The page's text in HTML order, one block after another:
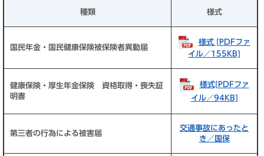
種類 様式
国民年金・国民健康保険被保険者異動届
様式 [PDFファ
イル／155KB]
健康保険・厚生年金保険 資格取得・喪失証
明書
様式[PDFファ
イル／94KB]
第三者の行為による被害届
交通事故にあったと
き／国保